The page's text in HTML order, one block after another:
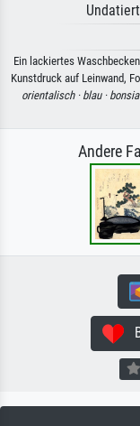
Ein lackiertes
Kunstdruck auf Leinwand,
orientalisch · blau · bonsia
Andere